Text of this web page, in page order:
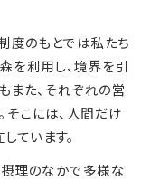
度のもとでは私たち
を利用し、境界を引
また、それぞれの営
そこには、人間だけ
ています。
摂理のなかで多様な